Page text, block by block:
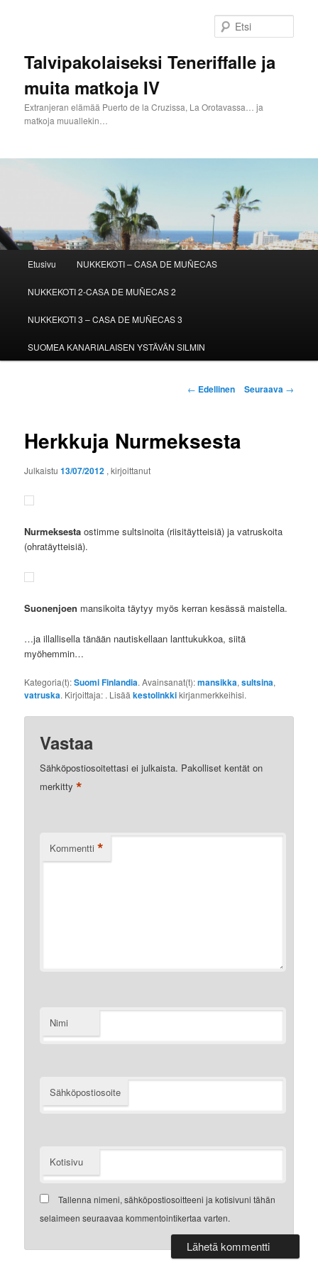
Talvipakolaiseksi Teneriffalle ja
muita matkoja IV
Extranjeran elämää Puerto de la Cruzissa, La Orotavassa… ja
matkoja muuallekin…
Etusivu NUKKEKOTI – CASA DE MUÑECAS
NUKKEKOTI 2-CASA DE MUÑECAS 2
NUKKEKOTI 3 – CASA DE MUÑECAS 3
SUOMEA KANARIALAISEN YSTÄVÄN SILMIN
Artikkelien
← Edellinen Seuraava →
Herkkuja Nurmeksesta
Julkaistu13/07/2012 , kirjoittanut
Nurmeksesta ostimme sultsinoita (riisitäytteisiä) ja vatruskoita
(ohratäytteisiä).
Suonenjoen mansikoita täytyy myös kerran kesässä maistella.
…ja illallisella tänään nautiskellaan lanttukukkoa, siitä
myöhemmin…
Kategoria(t):Suomi Finlandia. Avainsanat(t):mansikka,sultsina,
vatruska. Kirjoittaja: . Lisääkestolinkkikirjanmerkkeihisi.
Vastaa
Sähköpostiosoitettasi ei julkaista. Pakolliset kentät on
merkitty*
Kommentti *
Nimi
Sähköpostiosoite
Kotisivu
Tallenna nimeni, sähköpostiosoitteeni ja kotisivuni tähän
selaimeen seuraavaa kommentointikertaa varten.